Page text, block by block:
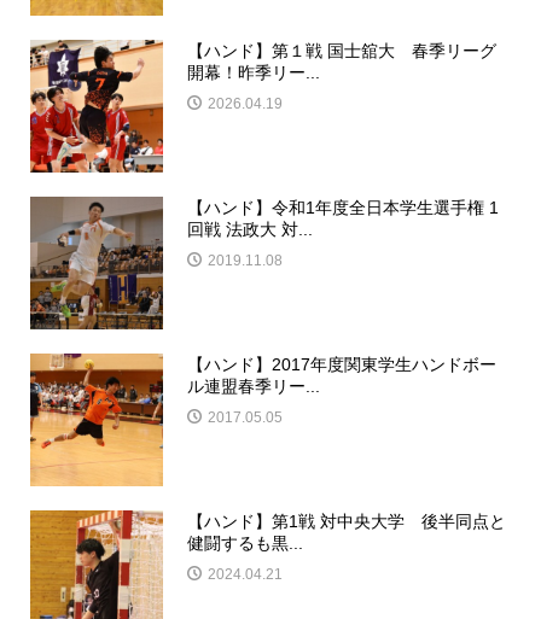
【ハンド】第１戦 国士舘大 春季リーグ
開幕！昨季リー...
2026.04.19
【ハンド】令和1年度全日本学生選手権 1
回戦 法政大 対...
2019.11.08
【ハンド】2017年度関東学生ハンドボー
ル連盟春季リー...
2017.05.05
【ハンド】第1戦 対中央大学 後半同点と
健闘するも黒...
2024.04.21